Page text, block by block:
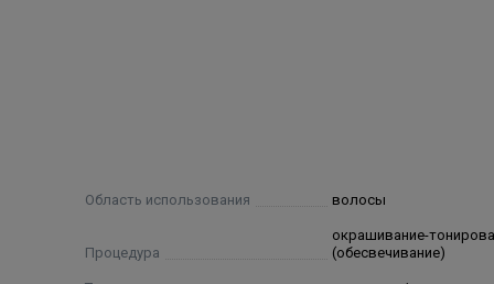
Oil Extract, Chamomilla Recutita Oil Extract, Linden
Toluene-2,5-Diamine Sulfate, P-Aminophenol,
2-Amino-4-Hydroxy¬ethyl¬aminoanisole Sulfate,
4,5-Diaminopyrazole Sulfate, 1-Naphthol, N-Phenyl-P-
Sulfate, Basic Orange 31, Basic Red 51, Disperse
Область использования волосы
Процедура
окрашивание-
(обесвечивание)